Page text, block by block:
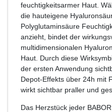
feuchtigkeitsarmer Haut.
die hauteigene
Polyglutaminsäure
anzieht, bindet der
multidimensionalen
Haut. Durch diese
der ersten Anwendung
Depot-Effekts über 24h mit
wirkt sichtbar praller und
Das Herzstück jeder